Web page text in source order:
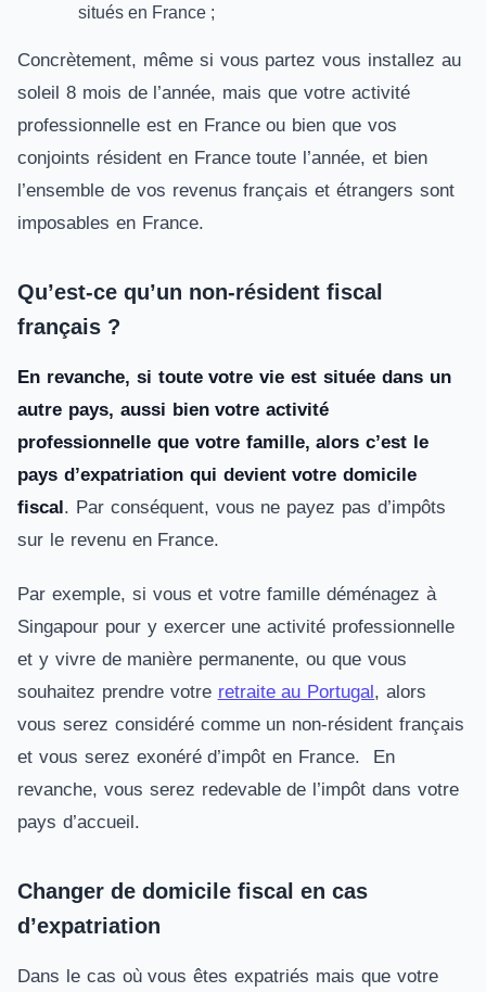
situés en France ;
Concrètement, même si vous partez vous installez au
soleil 8 mois de l’année, mais que votre activité
professionnelle est en France ou bien que vos
conjoints résident en France toute l’année, et bien
l’ensemble de vos revenus français et étrangers sont
imposables en France.
Qu’est-ce qu’un non-résident fiscal
français ?
En revanche, si toute votre vie est située dans un
autre pays, aussi bien votre activité
professionnelle que votre famille, alors c’est le
pays d’expatriation qui devient votre domicile
fiscal. Par conséquent, vous ne payez pas d’impôts
sur le revenu en France.
Par exemple, si vous et votre famille déménagez à
Singapour pour y exercer une activité professionnelle
et y vivre de manière permanente, ou que vous
souhaitez prendre votre retraite au Portugal, alors
vous serez considéré comme un non-résident français
et vous serez exonéré d’impôt en France. En
revanche, vous serez redevable de l’impôt dans votre
pays d’accueil.
Changer de domicile fiscal en cas
d’expatriation
Dans le cas où vous êtes expatriés mais que votre